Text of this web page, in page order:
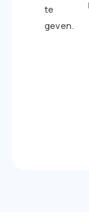
te
geven.